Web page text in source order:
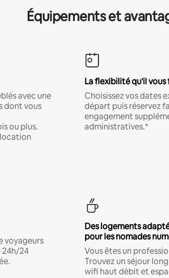
Équipements et
avec une
dont vous
ou plus.
La flexibilité qu'il vous
Choisissez vos dates
départ puis réservez
engagement
administratives.*
voyageurs
24h/24
Des logements
pour les nomades
Vous êtes un
Trouvez un séjour
wifi haut débit et